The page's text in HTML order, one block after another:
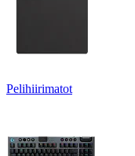
Pelihiirimatot